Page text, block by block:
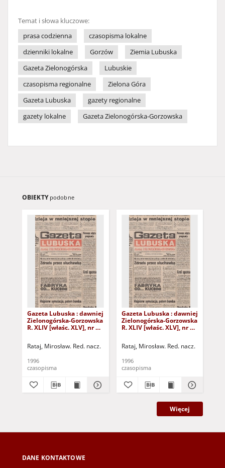
Temat i słowa kluczowe:
prasa codzienna
czasopisma lokalne
dzienniki lokalne
Gorzów
Ziemia Lubuska
Gazeta Zielonogórska
Lubuskie
czasopisma regionalne
Zielona Góra
Gazeta Lubuska
gazety regionalne
gazety lokalne
Gazeta Zielonogórska-Gorzowska
OBIEKTY podobne
Gazeta Lubuska : dawniej
Zielonogórska-Gorzowska
R. XLIV [właśc. XLV], nr 52
Rataj, Mirosław. Red. nacz.
1996
czasopisma
Gazeta Lubuska : dawniej
Zielonogórska-Gorzowska
R. XLIV [właśc. XLV], nr 46
Rataj, Mirosław. Red. nacz.
1996
czasopisma
Więcej
DANE KONTAKTOWE